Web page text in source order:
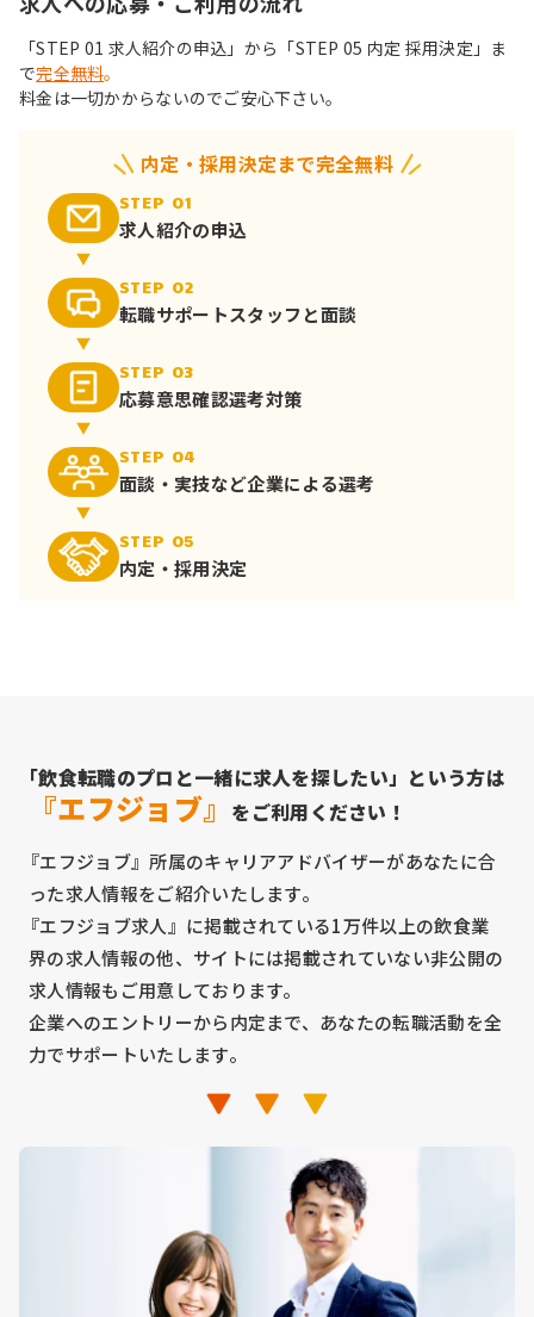
「STEP 01 求人紹介の申込」から「STEP 05 内定 採用決定」ま
で完全無料。
料金は一切かからないのでご安心下さい。
内定・採用決定まで完全無料
STEP 01
求人紹介の申込
STEP 02
転職サポートスタッフと面談
STEP 03
応募意思確認選考対策
STEP 04
面談・実技など企業による選考
STEP 05
内定・採用決定
「飲食転職のプロと一緒に求人を探したい」という方は
『エフジョブ』 をご利用ください！
『エフジョブ』所属のキャリアアドバイザーがあなたに合
った求人情報をご紹介いたします。
『エフジョブ求人』に掲載されている1万件以上の飲食業
界の求人情報の他、サイトには掲載されていない非公開の
求人情報もご用意しております。
企業へのエントリーから内定まで、あなたの転職活動を全
力でサポートいたします。